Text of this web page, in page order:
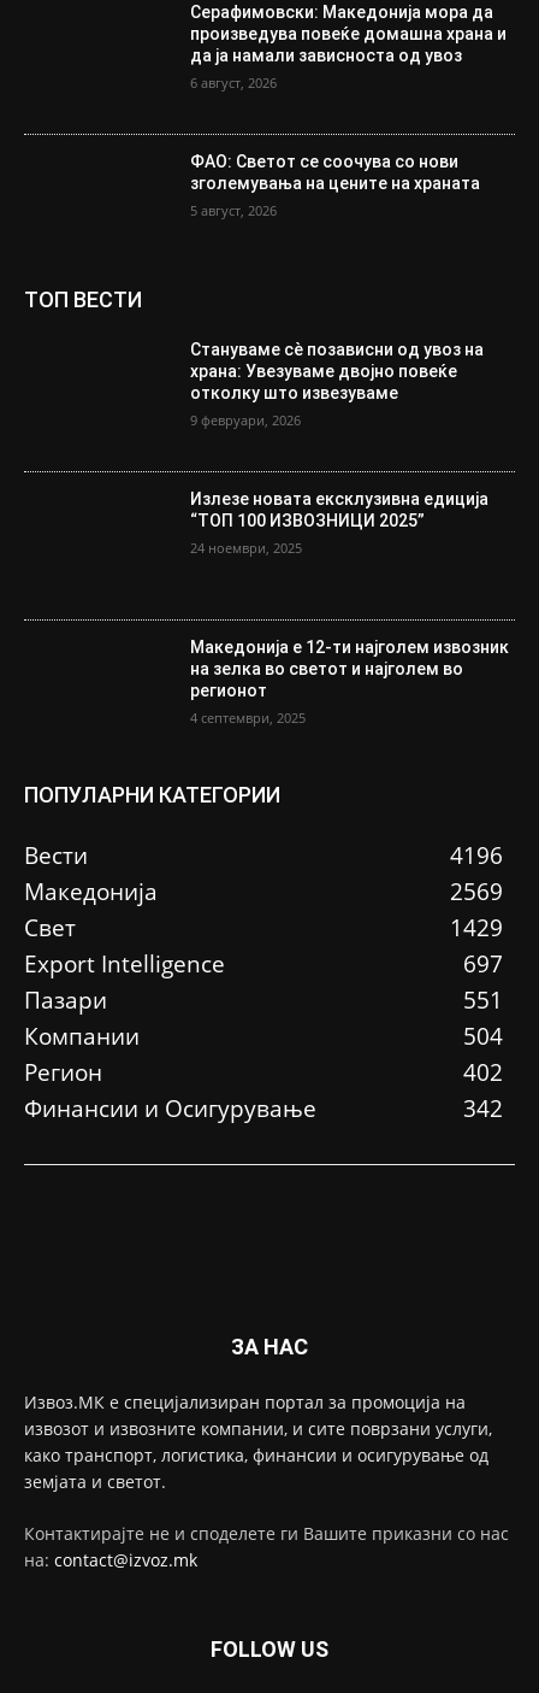
Серафимовски: Македонија мора да
произведува повеќе домашна храна и
да ја намали зависноста од увоз
6 август, 2026
ФАО: Светот се соочува со нови
зголемувања на цените на храната
5 август, 2026
ТОП ВЕСТИ
Стануваме сè позависни од увоз на
храна: Увезуваме двојно повеќе
отколку што извезуваме
9 февруари, 2026
Излезе новата ексклузивна едиција
“ТОП 100 ИЗВОЗНИЦИ 2025”
24 ноември, 2025
Македонија е 12-ти најголем извозник
на зелка во светот и најголем во
регионот
4 септември, 2025
ПОПУЛАРНИ КАТЕГОРИИ
Вести
4196
Македонија
2569
Свет
1429
Еxport Intelligence
697
Пазари
551
Компании
504
Регион
402
Финансии и Осигурување
342
ЗА НАС
Извоз.МК е специјализиран портал за промоција на
извозот и извозните компании, и сите поврзани услуги,
како транспорт, логистика, финансии и осигурување од
земјата и светот.
Контактирајте не и споделете ги Вашите приказни со нас
на: contact@izvoz.mk
FOLLOW US